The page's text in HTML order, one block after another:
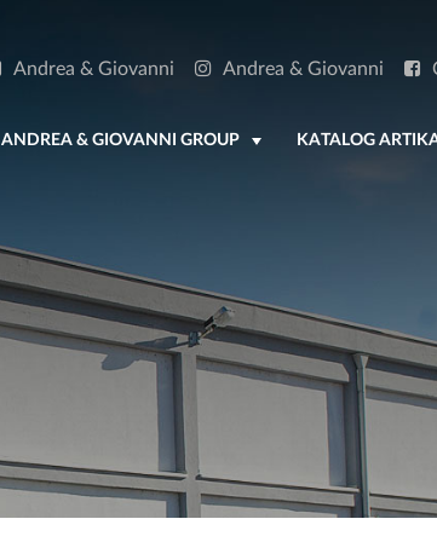
Andrea & Giovanni Andrea & Giovanni
ANDREA & GIOVANNI GROUP KATALOG